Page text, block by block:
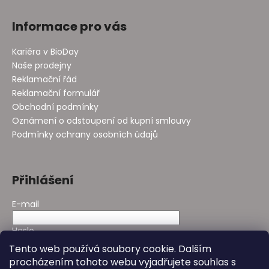
Tento web používá soubory cookie. Dalším
procházením tohoto webu vyjadřujete souhlas s
Informace pro vás
Kariéra v BioDay
Naše prodejny
Reklamační řád
Reklamační formulář
Obchodní podmínky
Oznámení o odstoupení od kupní smlouvy
Podmínky ochrany osobních údajů
Přihlášení
E-mail
Heslo